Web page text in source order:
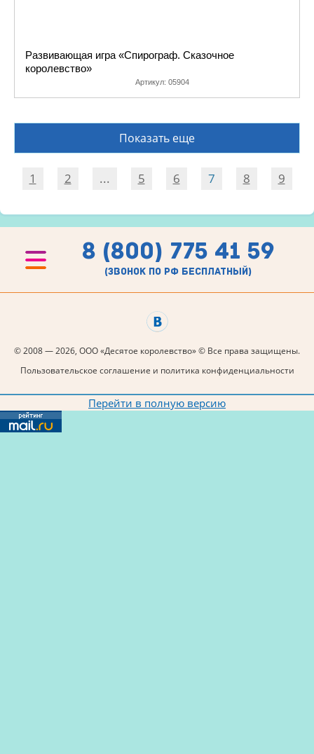
Развивающая игра «Спирограф. Сказочное
королевство»
Артикул: 05904
Показать еще
1 2 ... 5 6 7 8 9
8 (800) 775 41 59
(звонок по рф бесплатный)
© 2008 — 2026, ООО «Десятое королевство» © Все права защищены.
Пользовательское соглашение и политика конфиденциальности
Перейти в полную версию